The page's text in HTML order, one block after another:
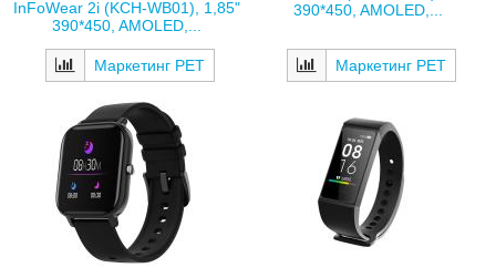
InFoWear 2i (KCH-WB01), 1,85"
390*450, AMOLED,...
Маркетинг РЕТ
390*450, AMOLED,...
Маркетинг РЕТ